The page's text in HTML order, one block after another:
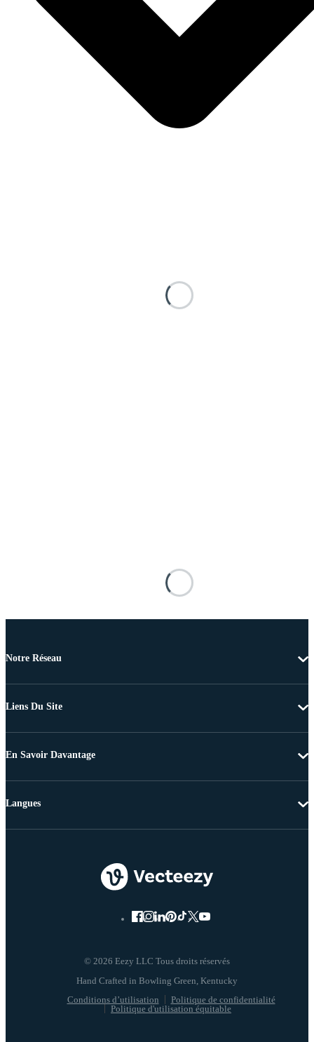
Notre Réseau
Liens Du Site
En Savoir Davantage
© 2026 Eezy LLC Tous droits réservés
Conditions d’utilisation
Politique de confidentialité
Politique d'utilisation équitable
Langues